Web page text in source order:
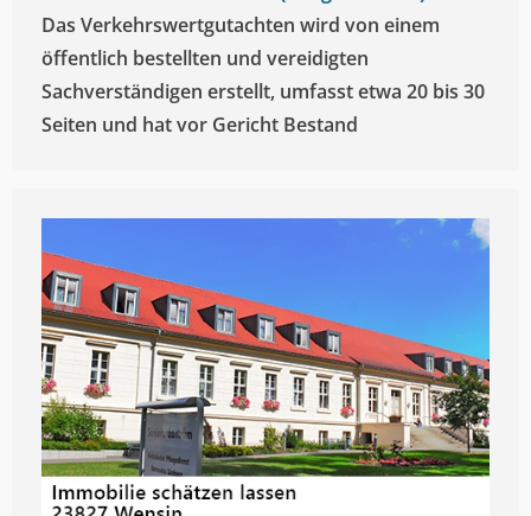
Das Verkehrswertgutachten wird von einem
öffentlich bestellten und vereidigten
Sachverständigen erstellt, umfasst etwa 20 bis 30
Seiten und hat vor Gericht Bestand